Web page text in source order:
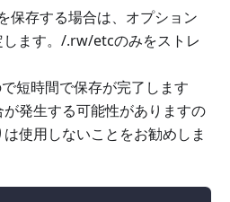
保存する場合は、オプション
します。/.rw/etcのみをストレ
短時間で保存が完了します
発生する可能性がありますの
使用しないことをお勧めしま